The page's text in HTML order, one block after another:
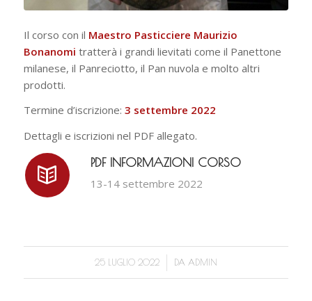
Il corso con il Maestro Pasticciere Maurizio
Bonanomi tratterà i grandi lievitati come il Panettone
milanese, il Panreciotto, il Pan nuvola e molto altri
prodotti.
Termine d’iscrizione: 3 settembre 2022
Dettagli e iscrizioni nel PDF allegato.
PDF INFORMAZIONI CORSO
13-14 settembre 2022
25 LUGLIO 2022
/ DA ADMIN